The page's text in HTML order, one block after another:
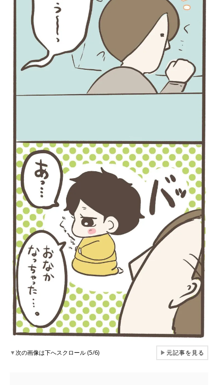
▼次の画像は下へスクロール (5/6) ▶元記事を見る